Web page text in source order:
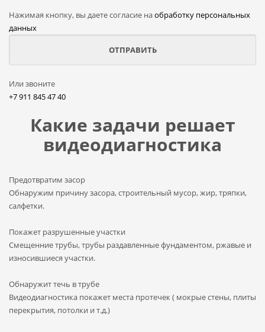
Нажимая кнопку, вы даете согласие наобработку персональных
данных
Или звоните
+7 911 845 47 40
Какие задачи решает
видеодиагностика
Предотвратим засор
Обнаружим причину засора, cтроительный мусор, жир, тряпки,
салфетки.
Покажет разрушенные участки
Смещенние трубы, трубы раздавленные фундаментом, ржавые и
износившиеся участки.
Обнаружит течь в трубе
Видеодиагностика покажет места протечек ( мокрые стены, плиты
перекрытия, потолки и т.д.)